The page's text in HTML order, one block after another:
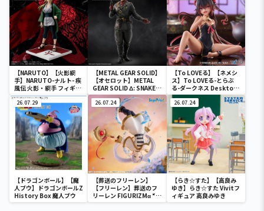
【NARUTO】【火影綱
手】NARUTO-ナルト- 疾
風伝 火影・綱手 フィギュ
ア～五影集結…!!～
【METAL GEAR SOLID】
【オセロット】METAL
GEAR SOLID Δ: SNAKE
EATER フィギュアコレク
ション オセロット
【To LOVEる】【ネメシ
ス】To LOVEる-とらぶ
る-ダークネス Desktop
Cute フィギュア ネメシ
ス～チャイナドレスver.
26.07.29
【ドラゴンボール】【魔
人ブウ】ドラゴンボールZ
History Box 魔人ブウ
26.07.24
【葬送のフリーレン】
【フリーレン】葬送のフ
リーレン FIGURIZMα “フ
リーレン”～花舞～
26.07.24
【らき☆すた】【高良み
ゆき】らき☆すた Vivitフ
ィギュア 高良みゆき